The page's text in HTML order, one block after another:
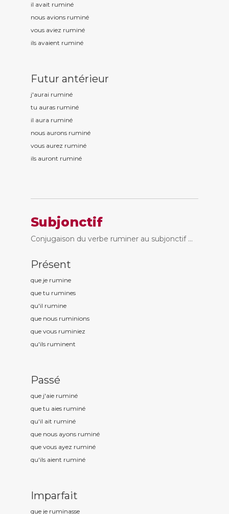
il avait ruminé
nous avions ruminé
vous aviez ruminé
ils avaient ruminé
Futur antérieur
j'aurai ruminé
tu auras ruminé
il aura ruminé
nous aurons ruminé
vous aurez ruminé
ils auront ruminé
Subjonctif
Conjugaison du verbe ruminer au subjonctif ...
Présent
que je rumine
que tu rumines
qu'il rumine
que nous ruminions
que vous ruminiez
qu'ils ruminent
Passé
que j'aie ruminé
que tu aies ruminé
qu'il ait ruminé
que nous ayons ruminé
que vous ayez ruminé
qu'ils aient ruminé
Imparfait
que je ruminasse